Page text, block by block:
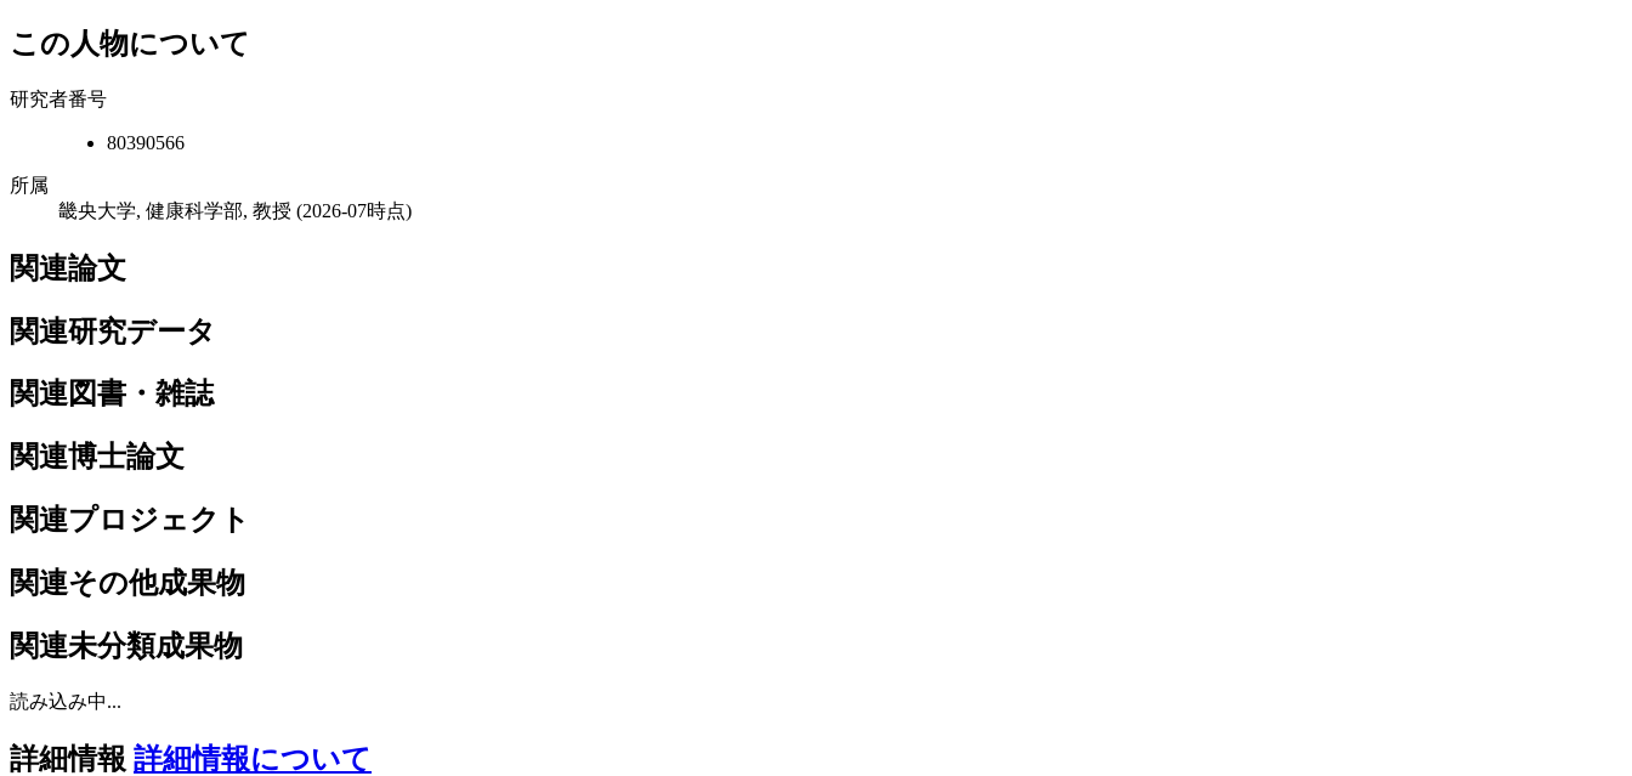
この人物について
研究者番号
80390566
所属
畿央大学, 健康科学部, 教授 (2026-07時点)
関連論文
関連研究データ
関連図書・雑誌
関連博士論文
関連プロジェクト
関連その他成果物
関連未分類成果物
読み込み中...
詳細情報 詳細情報について